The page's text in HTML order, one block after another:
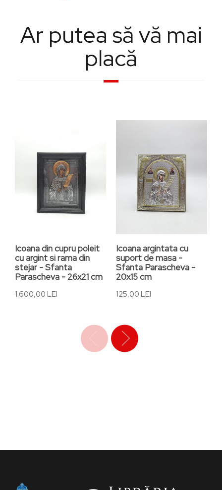
Ar putea să vă mai
placă
Icoana din cupru poleit
cu argint si rama din
stejar - Sfanta
Parascheva - 26x21 cm
1.600,00 LEI
Icoana argintata cu
suport de masa -
Sfanta Parascheva -
20x15 cm
125,00 LEI